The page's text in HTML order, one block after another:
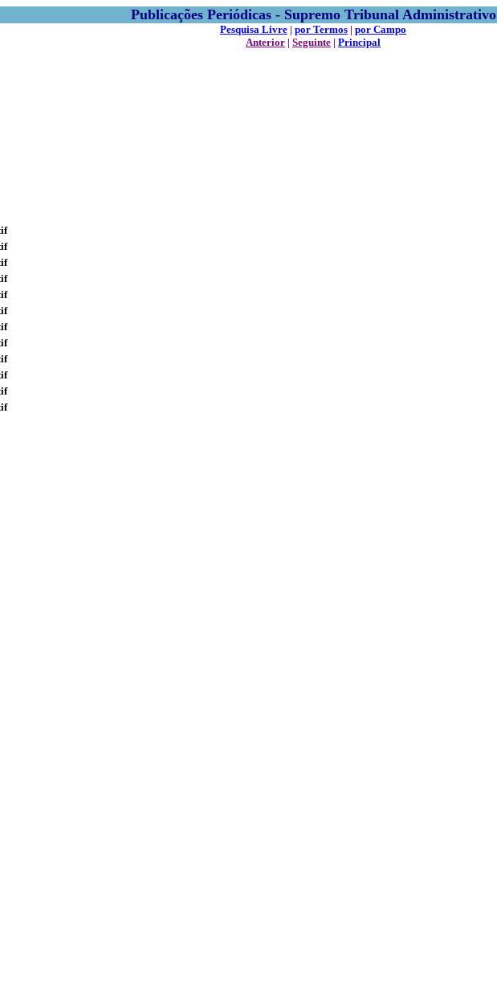
Publicações Periódicas - Supremo Tribunal Administrativo
Pesquisa Livre | por Termos | por Campo
Anterior | Seguinte | Principal